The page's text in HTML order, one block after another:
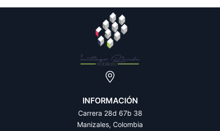
INFORMACIÓN
Carrera 28d 67b 38
Manizales, Colombia